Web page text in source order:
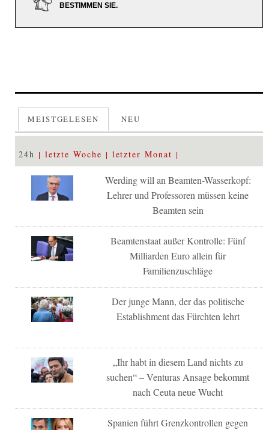
BESTIMMEN SIE.
MEISTGELESEN NEU
24h letzte Woche letzter Monat
Werding will an Beamten-Wasserkopf:
Lehrer und Professoren müssen keine
Beamten sein
Beamtenstaat außer Kontrolle: Fünf
Milliarden Euro allein für
Familienzuschläge
Der junge Mann, der das politische
Establishment das Fürchten lehrt
„Ihr habt in diesem Land nichts zu
suchen“ – Venturas Ansage bekommt
nach Ceuta neue Wucht
Spanien führt Grenzkontrollen gegen